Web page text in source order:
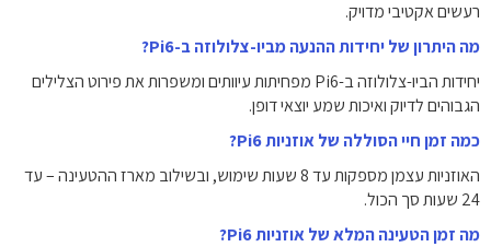
רעשים אקטיבי מדויק.
מה היתרון של יחידות ההנעה מביו-צלולוזה ב-Pi6?
יחידות הביו-צלולוזה ב-Pi6 מפחיתות עיוותים ומשפרות את פירוט הצלילים
הגבוהים לדיוק ואיכות שמע יוצאי דופן.
כמה זמן חיי הסוללה של אוזניות Pi6?
האוזניות עצמן מספקות עד 8 שעות שימוש, ובשילוב מארז ההטעינה – עד
24 שעות סך הכול.
מה זמן הטעינה המלא של אוזניות Pi6?